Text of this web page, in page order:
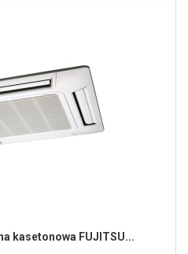
kasetonowa FUJITSU...